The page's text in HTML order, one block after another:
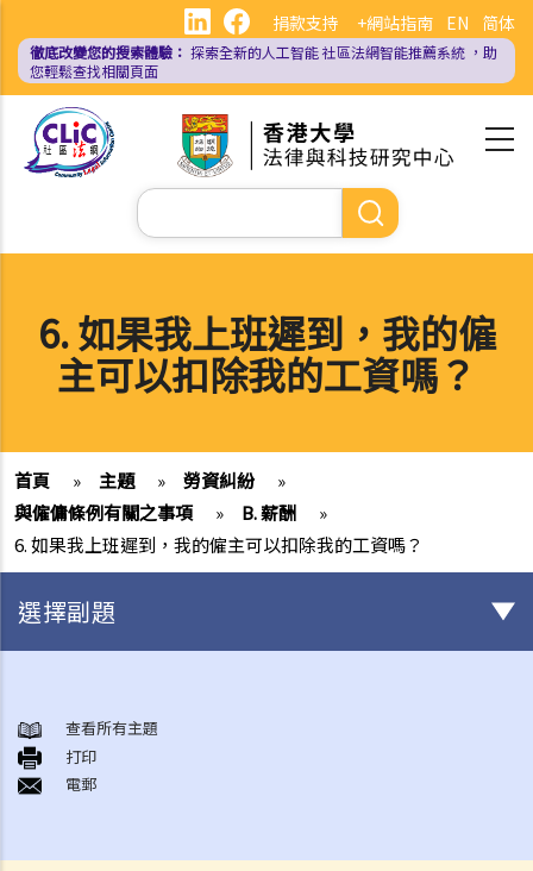
內
EN 简体
捐款支持 +網站指南
徹底改變您的搜索體驗： 探索全新的人工智能社區法網智能推薦系統 ，助
您輕鬆查找相關頁面
Search
6. 如果我上班遲到，我的僱
主可以扣除我的工資嗎？
首頁 » 主題 » 勞資糾紛
»
與僱傭條例有關之事項
» B. 薪酬
»
6. 如果我上班遲到，我的僱主可以扣除我的工資嗎？
選擇副題
A. 「僱傭合約」之闡釋
1. 僱傭合約的持續期是多久？
2. 甚麼是「連續性」僱傭合約？
查看所有主題
打印
電郵